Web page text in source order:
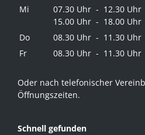
Mi
07.30 Uhr - 12.30 Uhr
15.00 Uhr - 18.00 Uhr
Do
08.30 Uhr - 11.30 Uhr
Fr
08.30 Uhr - 11.30 Uhr
Oder nach telefonischer
Öffnungszeiten.
Schnell gefunden